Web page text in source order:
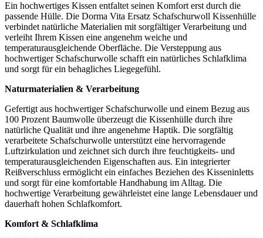
Ein hochwertiges Kissen entfaltet seinen Komfort erst durch die
passende Hülle. Die Dorma Vita Ersatz Schafschurwoll Kissenhülle
verbindet natürliche Materialien mit sorgfältiger Verarbeitung und
verleiht Ihrem Kissen eine angenehm weiche und
temperaturausgleichende Oberfläche. Die Versteppung aus
hochwertiger Schafschurwolle schafft ein natürliches Schlafklima
und sorgt für ein behagliches Liegegefühl.
Naturmaterialien & Verarbeitung
Gefertigt aus hochwertiger Schafschurwolle und einem Bezug aus
100 Prozent Baumwolle überzeugt die Kissenhülle durch ihre
natürliche Qualität und ihre angenehme Haptik. Die sorgfältig
verarbeitete Schafschurwolle unterstützt eine hervorragende
Luftzirkulation und zeichnet sich durch ihre feuchtigkeits- und
temperaturausgleichenden Eigenschaften aus. Ein integrierter
Reißverschluss ermöglicht ein einfaches Beziehen des Kisseninletts
und sorgt für eine komfortable Handhabung im Alltag. Die
hochwertige Verarbeitung gewährleistet eine lange Lebensdauer und
dauerhaft hohen Schlafkomfort.
Komfort & Schlafklima